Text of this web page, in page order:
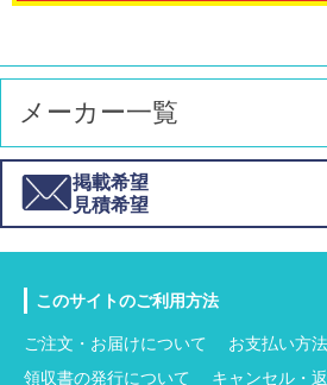
メーカー一覧
掲載希望
見積希望
このサイトのご利用方法
ご注文・お届けについて
お支払い方
領収書の発行について
キャンセル・